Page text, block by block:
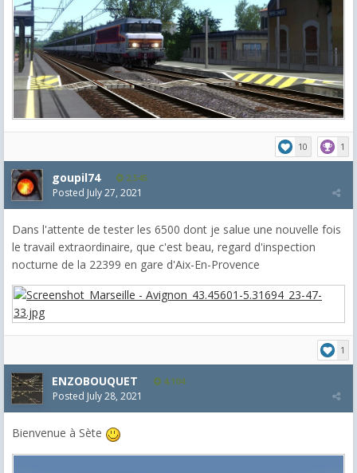
10 1
goupil74 2,545
Posted July 27, 2021
Dans l'attente de tester les 6500 dont je salue une nouvelle fois
le travail extraordinaire, que c'est beau, regard d'inspection
nocturne de la 22399 en gare d'Aix-En-Provence
1
ENZOBOUQUET 4,104
Posted July 28, 2021
Bienvenue à Sète